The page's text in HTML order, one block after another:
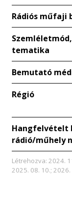
Rádiós műfaji
tematika
Bemutató
Régió
Hangfelvételt
rádió/műhely
Létrehozva: 2024.
2025. 08. 10.;